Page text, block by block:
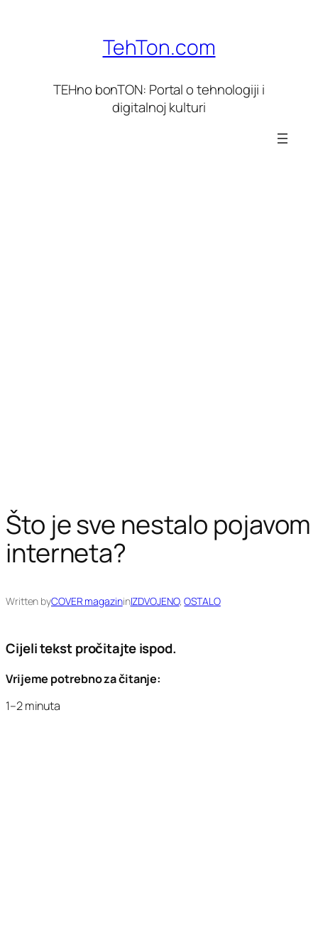
TehTon.com
TEHno bonTON: Portal o tehnologiji i
digitalnoj kulturi
Što je sve nestalo pojavom
interneta?
Written byCOVER magazininIZDVOJENO, OSTALO
Cijeli tekst pročitajte ispod.
Vrijeme potrebno za čitanje:
1–2 minuta